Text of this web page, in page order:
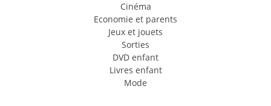
Cinéma
Economie et parents
Jeux et jouets
Sorties
DVD enfant
Livres enfant
Mode